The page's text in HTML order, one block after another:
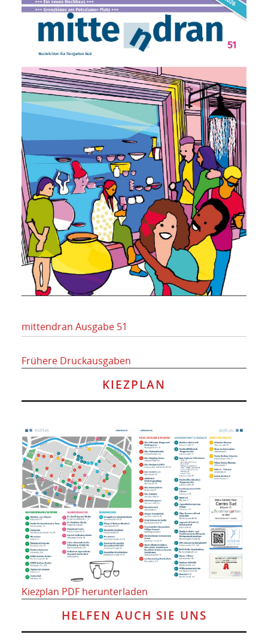
mittendran Ausgabe 51
Frühere Druckausgaben
KIEZPLAN
Kiezplan PDF herunterladen
HELFEN AUCH SIE UNS